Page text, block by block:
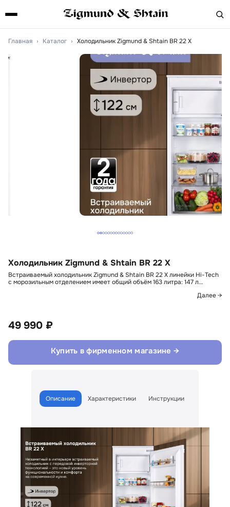
Главная › Каталог › Холодильник Zigmund & Shtain BR 22 X
Холодильник Zigmund & Shtain BR 22 X
Встраиваемый холодильник Zigmund & Shtain BR 22 X линейки Hi-Tech
с морозильным отделением имеет общий объём 163 литра: 147 л…
Далее →
49 990 ₽
Купить в фирменном магазине →
Описание Характеристики Инструкции